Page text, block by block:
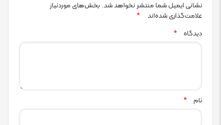
نشانی ایمیل شما منتشر نخواهد شد. بخش‌های موردنیاز
علامت‌گذاری شده‌اند
*
دیدگاه
*
نام *